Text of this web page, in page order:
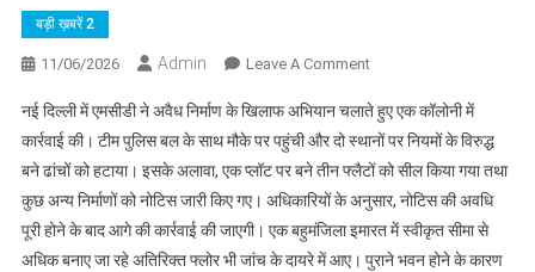
बड़ी ख़बरें 2
11/06/2026 Admin Leave A CommentOn
निर्माण
पर
एमसीडी
की
कार्रवाई,
कई
नई दिल्ली में एमसीडी ने अवैध निर्माण के खिलाफ अभियान चलाते हुए एक कॉलोनी में
कार्रवाई की। टीम पुलिस बल के साथ मौके पर पहुंची और दो स्थानों पर नियमों के विरुद्ध
बने ढांचों को हटाया। इसके अलावा, एक प्लॉट पर बने तीन फ्लैटों को सील किया गया तथा
कुछ अन्य निर्माणों को नोटिस जारी किए गए। अधिकारियों के अनुसार, नोटिस की अवधि
पूरी होने के बाद आगे की कार्रवाई की जाएगी। एक बहुमंजिला इमारत में स्वीकृत सीमा से
अधिक बनाए जा रहे अतिरिक्त फ्लोर भी जांच के दायरे में आए। पुराने भवन होने के कारण